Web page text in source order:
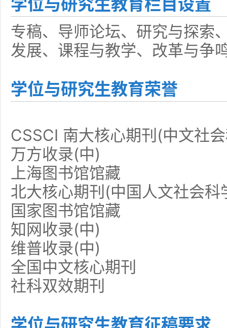
学位与研究生教育栏目设置
专稿、导师论坛、研究与探索
发展、课程与教学、改革与争
学位与研究生教育荣誉
CSSCI 南大核心期刊(中文社
万方收录(中)
上海图书馆馆藏
北大核心期刊(中国人文社会科
国家图书馆馆藏
知网收录(中)
维普收录(中)
全国中文核心期刊
社科双效期刊